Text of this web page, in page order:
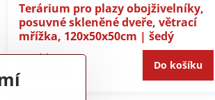
Terárium pro plazy obojživelníky,
posuvné skleněné dveře, větrací
mřížka, 120x50x50cm | šedý
Do týdne
2450 Kč Do košíku